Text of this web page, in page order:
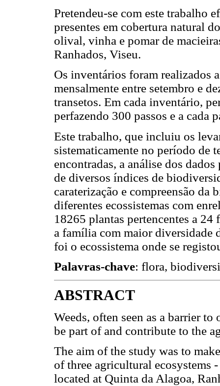
Pretendeu-se com este trabalho
presentes em cobertura natural
olival, vinha e pomar de
Ranhados, Viseu.
Os inventários foram realizados
mensalmente entre setembro e
transetos. Em cada inventário,
perfazendo 300 passos e a cada
Este trabalho, que incluiu os
sistematicamente no período de
encontradas, a análise dos
de diversos índices de
caraterização e compreensão da
diferentes ecossistemas com
18265 plantas pertencentes a
a família com maior diversidade
foi o ecossistema onde se
Palavras-chave: flora,
ABSTRACT
Weeds, often seen as a barrier
be part of and contribute to the
The aim of the study was to
of three agricultural ecosystems
located at Quinta da Alagoa,